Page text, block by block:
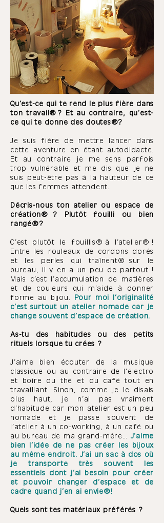
Qu’est-ce qui te rend le plus fière dans
ton travail ? Et au contraire, qu’est-
ce qui te donne des doutes ?
Je suis fière de mettre lancer dans
cette aventure en étant autodidacte.
Et au contraire je me sens parfois
trop vulnérable et me dis que je ne
suis peut-être pas à la hauteur de ce
que les femmes attendent.
Décris-nous ton atelier ou espace de
création ? Plutôt fouilli ou bien
rangé ?
C’est plutôt le fouillisà l’atelier !
Entre les rouleaux de cordons dorés
et les perles qui traînentsur le
bureau, il y en a un peu de partout !
Mais c’est l’accumulation de matières
et de couleurs qui m’aide à donner
forme au bijou. Pour moi l’originalité
c’est surtout un atelier nomade car je
change souvent d’espace de création.
As-tu des habitudes ou des petits
rituels lorsque tu crées ?
J’aime bien écouter de la musique
classique ou au contraire de l’électro
et boire du thé et du café tout en
travaillant. Sinon, comme je le disais
plus haut, je n’ai pas vraiment
d’habitude car mon atelier est un peu
nomade et je passe souvent de
l’atelier à un co-working, à un café ou
au bureau de ma grand-mère… J’aime
bien l’idée de ne pas créer les bijoux
au même endroit. J’ai un sac à dos où
je transporte très souvent les
essentiels dont j’ai besoin pour créer
et pouvoir changer d’espace et de
cadre quand j’en ai envie !
Quels sont tes matériaux préférés ?